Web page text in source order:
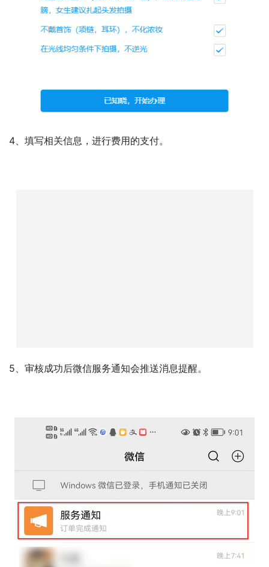
4、填写相关信息，进行费用的支付。
5、审核成功后微信服务通知会推送消息提醒。